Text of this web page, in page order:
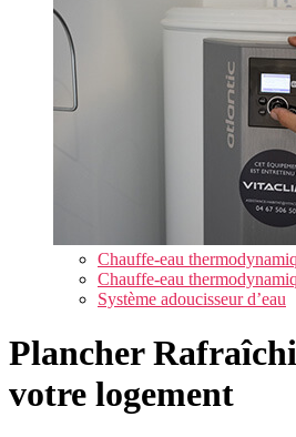
Chauffe-eau
Chauffe-eau
Système adoucisseur d’eau
Plancher
votre logement